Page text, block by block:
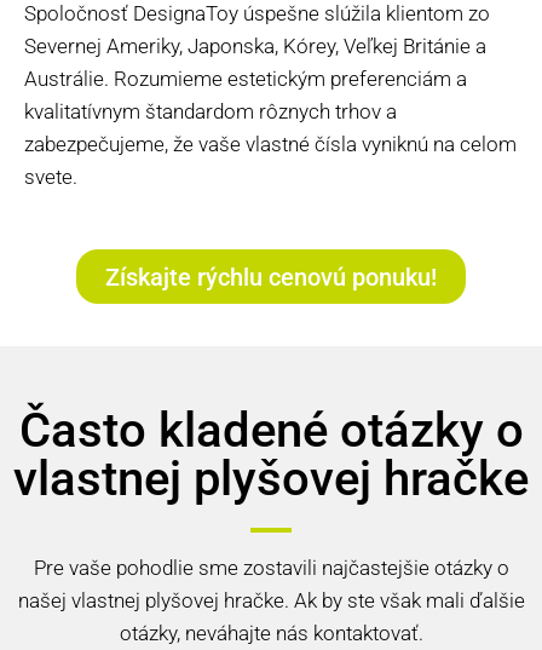
Spoločnosť DesignaToy úspešne slúžila klientom zo
Severnej Ameriky, Japonska, Kórey, Veľkej Británie a
Austrálie. Rozumieme estetickým preferenciám a
kvalitatívnym štandardom rôznych trhov a
zabezpečujeme, že vaše vlastné čísla vyniknú na celom
svete.
Získajte rýchlu cenovú ponuku!
Často kladené otázky o
vlastnej plyšovej hračke
Pre vaše pohodlie sme zostavili najčastejšie otázky o
našej vlastnej plyšovej hračke. Ak by ste však mali ďalšie
otázky, neváhajte nás kontaktovať.